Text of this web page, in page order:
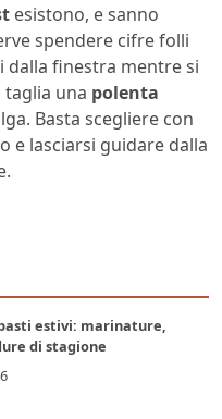
esistono, e sanno
spendere cifre folli
dalla finestra mentre si
taglia una polenta
Basta scegliere con
e lasciarsi guidare dalla
estivi: marinature,
di stagione